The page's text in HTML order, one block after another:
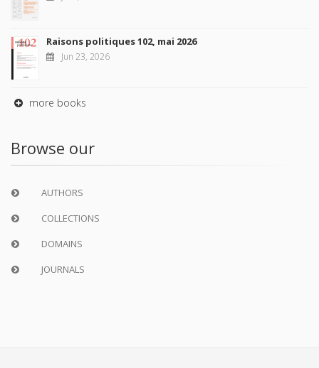
Raisons politiques 102, mai 2026
Jun 23, 2026
more books
Browse our
AUTHORS
COLLECTIONS
DOMAINS
JOURNALS